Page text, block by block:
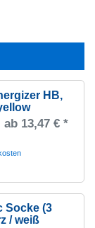
HB,
ab 13,47 € *
Socke (3
/ weiß